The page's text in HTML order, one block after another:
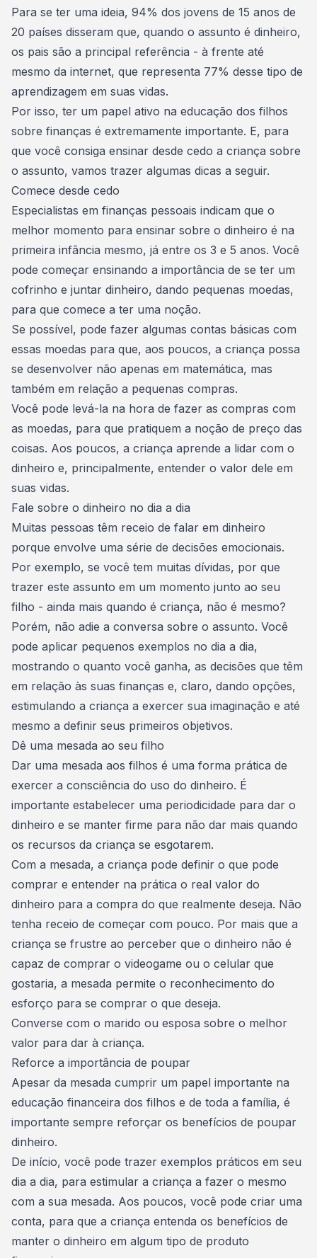
Para se ter uma ideia, 94% dos jovens de 15 anos de
20 países disseram que, quando o assunto é dinheiro,
os pais são a principal referência - à frente até
mesmo da internet, que representa 77% desse tipo de
aprendizagem em suas vidas.
Por isso, ter um papel ativo na educação dos filhos
sobre finanças é extremamente importante. E, para
que você consiga ensinar desde cedo a criança sobre
o assunto, vamos trazer algumas dicas a seguir.
Comece desde cedo
Especialistas em finanças pessoais indicam que o
melhor momento para ensinar sobre o dinheiro é na
primeira infância mesmo, já entre os 3 e 5 anos. Você
pode começar ensinando a importância de se ter um
cofrinho e juntar dinheiro, dando pequenas moedas,
para que comece a ter uma noção.
Se possível, pode fazer algumas contas básicas com
essas moedas para que, aos poucos, a criança possa
se desenvolver não apenas em matemática, mas
também em relação a pequenas compras.
Você pode levá-la na hora de fazer as compras com
as moedas, para que pratiquem a noção de preço das
coisas. Aos poucos, a criança aprende a lidar com o
dinheiro e, principalmente, entender o valor dele em
suas vidas.
Fale sobre o dinheiro no dia a dia
Muitas pessoas têm receio de falar em dinheiro
porque envolve uma série de decisões emocionais.
Por exemplo, se você tem muitas dívidas, por que
trazer este assunto em um momento junto ao seu
filho - ainda mais quando é criança, não é mesmo?
Porém, não adie a conversa sobre o assunto. Você
pode aplicar pequenos exemplos no dia a dia,
mostrando o quanto você ganha, as decisões que têm
em relação às suas finanças e, claro, dando opções,
estimulando a criança a exercer sua imaginação e até
mesmo a definir seus primeiros objetivos.
Dê uma mesada ao seu filho
Dar uma mesada aos filhos é uma forma prática de
exercer a consciência do uso do dinheiro. É
importante estabelecer uma periodicidade para dar o
dinheiro e se manter firme para não dar mais quando
os recursos da criança se esgotarem.
Com a mesada, a criança pode definir o que pode
comprar e entender na prática o real valor do
dinheiro para a compra do que realmente deseja. Não
tenha receio de começar com pouco. Por mais que a
criança se frustre ao perceber que o dinheiro não é
capaz de comprar o videogame ou o celular que
gostaria, a mesada permite o reconhecimento do
esforço para se comprar o que deseja.
Converse com o marido ou esposa sobre o melhor
valor para dar à criança.
Reforce a importância de poupar
Apesar da mesada cumprir um papel importante na
educação financeira dos filhos e de toda a família, é
importante sempre reforçar os benefícios de poupar
dinheiro.
De início, você pode trazer exemplos práticos em seu
dia a dia, para estimular a criança a fazer o mesmo
com a sua mesada. Aos poucos, você pode criar uma
conta, para que a criança entenda os benefícios de
manter o dinheiro em algum tipo de produto